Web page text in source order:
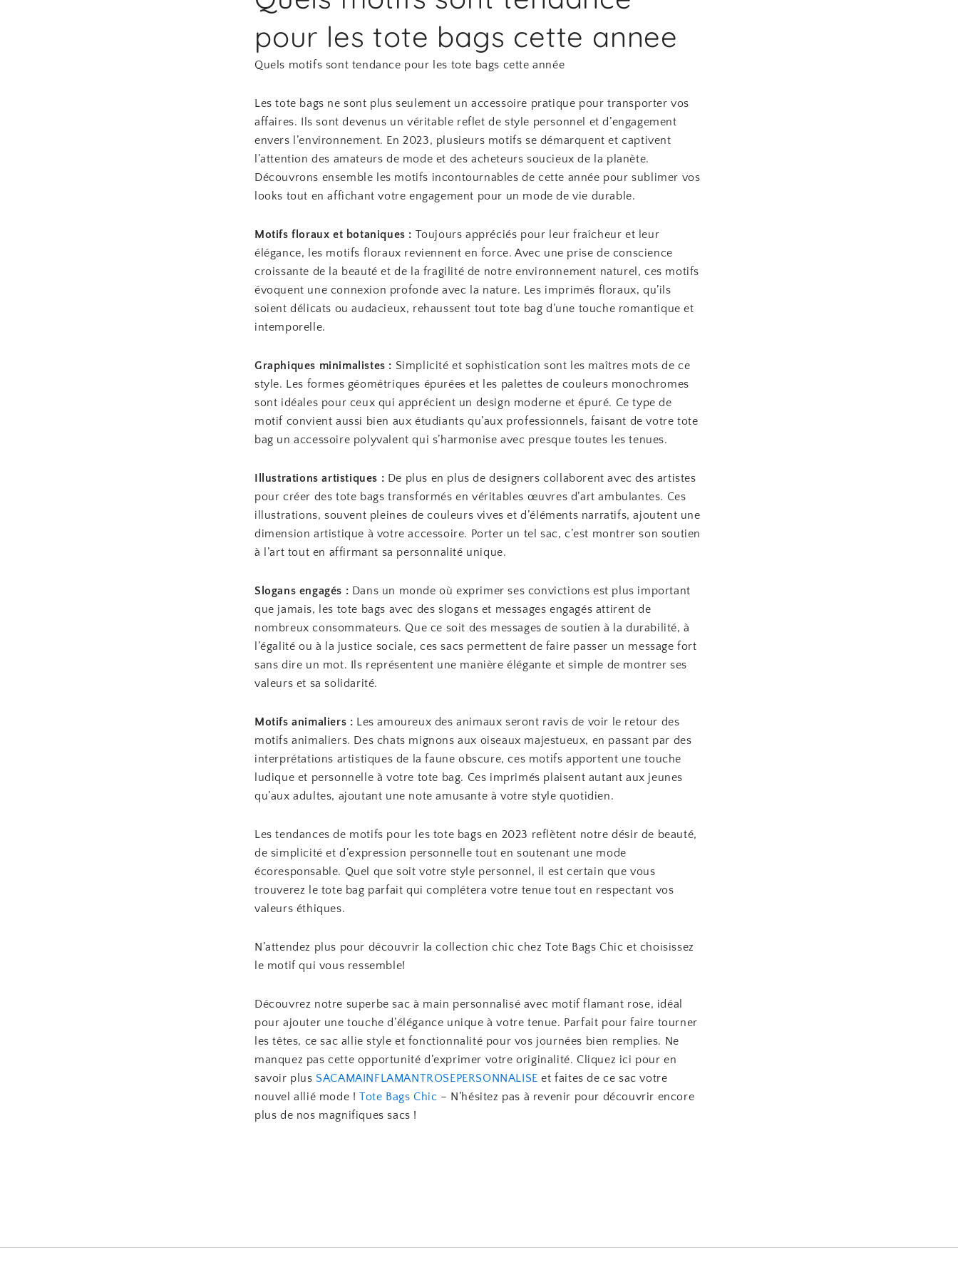
pour les tote bags cette annee
Quels motifs sont tendance pour les tote bags cette année
Les tote bags ne sont plus seulement un accessoire pratique pour transporter vos
affaires. Ils sont devenus un véritable reflet de style personnel et d’engagement
envers l’environnement. En 2023, plusieurs motifs se démarquent et captivent
l’attention des amateurs de mode et des acheteurs soucieux de la planète.
Découvrons ensemble les motifs incontournables de cette année pour sublimer vos
looks tout en affichant votre engagement pour un mode de vie durable.
Motifs floraux et botaniques : Toujours appréciés pour leur fraîcheur et leur
élégance, les motifs floraux reviennent en force. Avec une prise de conscience
croissante de la beauté et de la fragilité de notre environnement naturel, ces motifs
évoquent une connexion profonde avec la nature. Les imprimés floraux, qu’ils
soient délicats ou audacieux, rehaussent tout tote bag d’une touche romantique et
intemporelle.
Graphiques minimalistes : Simplicité et sophistication sont les maîtres mots de ce
style. Les formes géométriques épurées et les palettes de couleurs monochromes
sont idéales pour ceux qui apprécient un design moderne et épuré. Ce type de
motif convient aussi bien aux étudiants qu’aux professionnels, faisant de votre tote
bag un accessoire polyvalent qui s’harmonise avec presque toutes les tenues.
Illustrations artistiques : De plus en plus de designers collaborent avec des artistes
pour créer des tote bags transformés en véritables œuvres d’art ambulantes. Ces
illustrations, souvent pleines de couleurs vives et d’éléments narratifs, ajoutent une
dimension artistique à votre accessoire. Porter un tel sac, c’est montrer son soutien
à l’art tout en affirmant sa personnalité unique.
Slogans engagés : Dans un monde où exprimer ses convictions est plus important
que jamais, les tote bags avec des slogans et messages engagés attirent de
nombreux consommateurs. Que ce soit des messages de soutien à la durabilité, à
l’égalité ou à la justice sociale, ces sacs permettent de faire passer un message fort
sans dire un mot. Ils représentent une manière élégante et simple de montrer ses
valeurs et sa solidarité.
Motifs animaliers : Les amoureux des animaux seront ravis de voir le retour des
motifs animaliers. Des chats mignons aux oiseaux majestueux, en passant par des
interprétations artistiques de la faune obscure, ces motifs apportent une touche
ludique et personnelle à votre tote bag. Ces imprimés plaisent autant aux jeunes
qu’aux adultes, ajoutant une note amusante à votre style quotidien.
Les tendances de motifs pour les tote bags en 2023 reflètent notre désir de beauté,
de simplicité et d’expression personnelle tout en soutenant une mode
écoresponsable. Quel que soit votre style personnel, il est certain que vous
trouverez le tote bag parfait qui complétera votre tenue tout en respectant vos
valeurs éthiques.
N’attendez plus pour découvrir la collection chic chez Tote Bags Chic et choisissez
le motif qui vous ressemble!
Découvrez notre superbe sac à main personnalisé avec motif flamant rose, idéal
pour ajouter une touche d’élégance unique à votre tenue. Parfait pour faire tourner
les têtes, ce sac allie style et fonctionnalité pour vos journées bien remplies. Ne
manquez pas cette opportunité d’exprimer votre originalité. Cliquez ici pour en
savoir plus SACAMAINFLAMANTROSEPERSONNALISE et faites de ce sac votre
nouvel allié mode ! Tote Bags Chic – N’hésitez pas à revenir pour découvrir encore
plus de nos magnifiques sacs !